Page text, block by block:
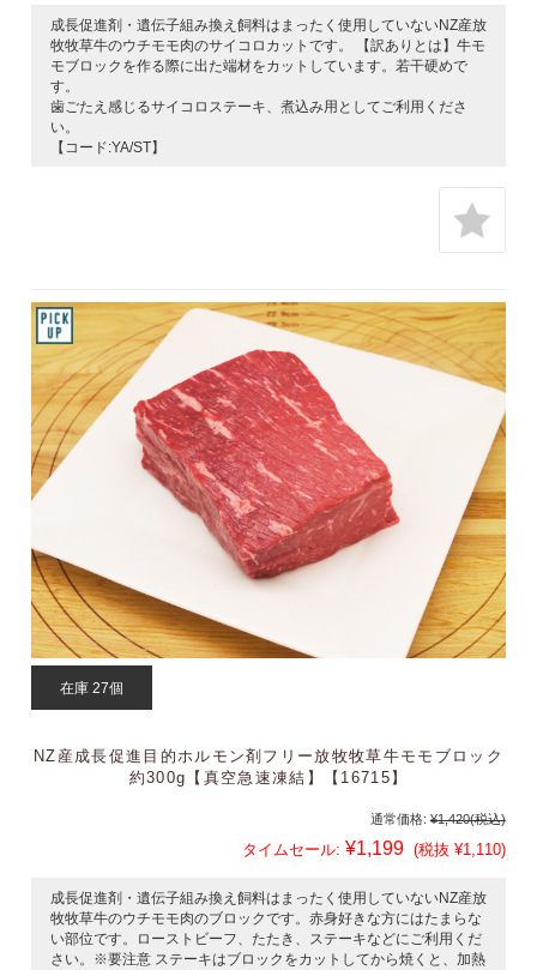
成長促進剤・遺伝子組み換え飼料はまったく使用していないNZ産放
牧牧草牛のウチモモ肉のサイコロカットです。 【訳ありとは】牛モ
モブロックを作る際に出た端材をカットしています。若干硬めで
す。
歯ごたえ感じるサイコロステーキ、煮込み用としてご利用くださ
い。
【コード:YA/ST】
在庫 27個
NZ産成長促進目的ホルモン剤フリー放牧牧草牛モモブロック
約300g【真空急速凍結】【16715】
通常価格: ¥1,420(税込)
タイムセール: ¥1,199 (税抜 ¥1,110)
成長促進剤・遺伝子組み換え飼料はまったく使用していないNZ産放
牧牧草牛のウチモモ肉のブロックです。赤身好きな方にはたまらな
い部位です。ローストビーフ、たたき、ステーキなどにご利用くだ
さい。※要注意 ステーキはブロックをカットしてから焼くと、加熱